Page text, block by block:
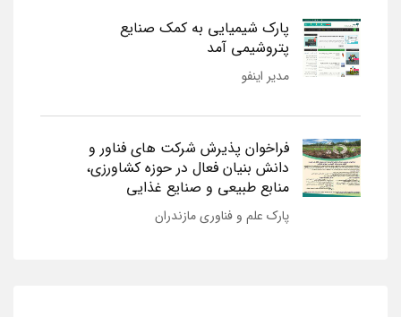
پارک شیمیایی به کمک صنایع
پتروشیمی آمد
مدیر اینفو
فراخوان پذیرش شرکت های فناور و
دانش بنیان فعال در حوزه کشاورزی،
منابع طبیعی و صنایع غذایی
پارک علم و فناوری مازندران